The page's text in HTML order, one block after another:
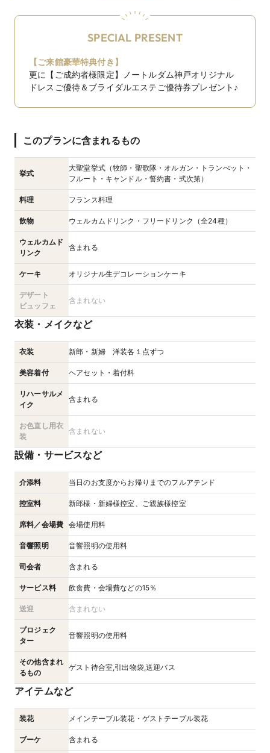
SPECIAL PRESENT
【ご来館豪華特典付き】
更に【ご成約者様限定】ノートルダム神戸オリジナル
ドレスご優待＆ブライダルエステご優待券プレゼント♪
このプランに含まれるもの
挙式
大聖堂挙式（牧師・聖歌隊・オルガン・トランぺット・
フルート・キャンドル・誓約書・式次第）
料理 フランス料理
飲物 ウェルカムドリンク・フリードリンク（全24種）
ウェルカムド
リンク
含まれる
ケーキ オリジナル生デコレーションケーキ
デザート
ビュッフェ
含まれない
衣装・メイクなど
衣装 新郎・新婦 洋装各１点ずつ
美容着付 ヘアセット・着付料
リハーサルメ
イク
含まれる
お色直し用衣
装
含まれない
設備・サービスなど
介添料 当日のお支度からお帰りまでのフルアテンド
控室料 新郎様・新婦様控室、ご親族様控室
席料／会場費 会場使用料
音響照明 音響照明の使用料
司会者 含まれる
サービス料 飲食費・会場費などの15％
送迎 含まれない
プロジェク
ター
音響照明の使用料
その他含まれ
るもの
ゲスト待合室,引出物袋,送迎バス
アイテムなど
装花 メインテーブル装花・ゲストテーブル装花
ブーケ 含まれる